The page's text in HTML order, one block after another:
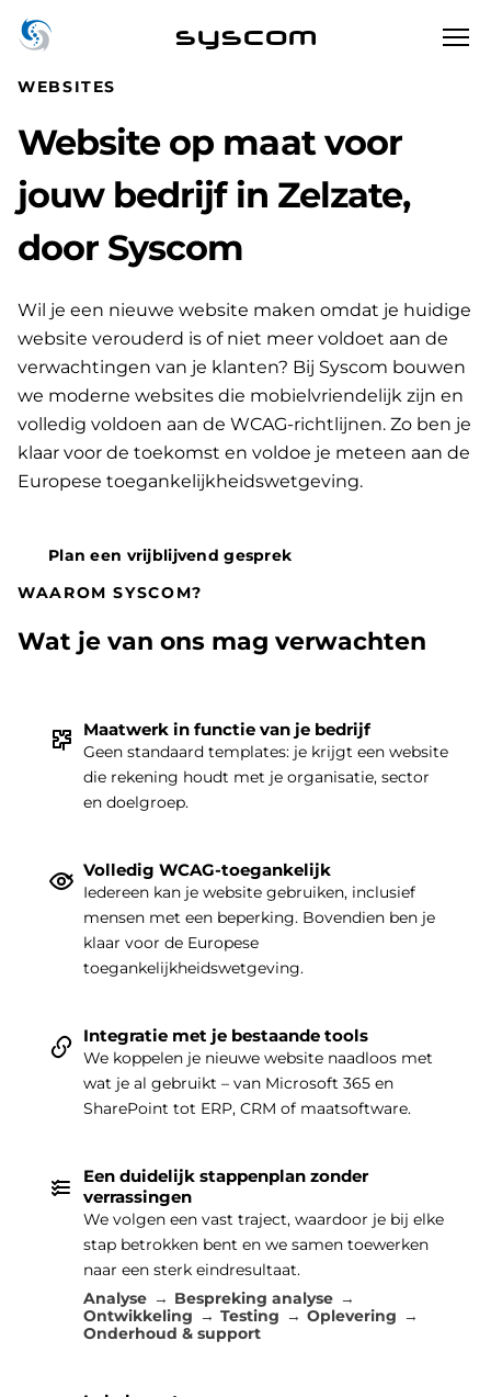
syscom
|
WEBSITES
Website op maat voor
jouw bedrijf in Zelzate,
door Syscom
Wil je een nieuwe website maken omdat je huidige
website verouderd is of niet meer voldoet aan de
verwachtingen van je klanten? Bij Syscom bouwen
we moderne websites die mobielvriendelijk zijn en
volledig voldoen aan de WCAG-richtlijnen. Zo ben je
klaar voor de toekomst en voldoe je meteen aan de
Europese toegankelijkheidswetgeving.
Plan een vrijblijvend gesprek
WAAROM SYSCOM?
Wat je van ons mag verwachten
Maatwerk in functie van je bedrijf
Geen standaard templates: je krijgt een website
die rekening houdt met je organisatie, sector
en doelgroep.
Volledig WCAG-toegankelijk
Iedereen kan je website gebruiken, inclusief
mensen met een beperking. Bovendien ben je
klaar voor de Europese
toegankelijkheidswetgeving.
Integratie met je bestaande tools
We koppelen je nieuwe website naadloos met
wat je al gebruikt – van Microsoft 365 en
SharePoint tot ERP, CRM of maatsoftware.
Een duidelijk stappenplan zonder
verrassingen
We volgen een vast traject, waardoor je bij elke
stap betrokken bent en we samen toewerken
naar een sterk eindresultaat.
Analyse
Bespreking analyse
Ontwikkeling
Testing
Oplevering
Onderhoud & support